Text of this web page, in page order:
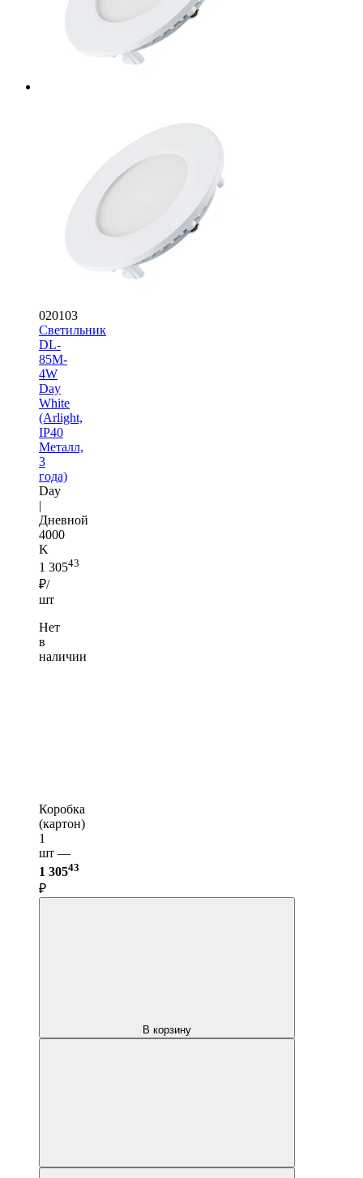
020103
Светильник
DL-
85M-
4W
Day
White
(Arlight,
IP40
Металл,
3
года)
Day
|
Дневной
4000
K
1 30543
₽/
шт
Нет
в
наличии
Коробка
(картон)
1
шт —
1 30543
₽
В корзину